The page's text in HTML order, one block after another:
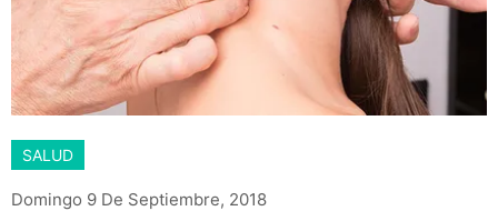
SALUD
Domingo 9 De Septiembre, 2018